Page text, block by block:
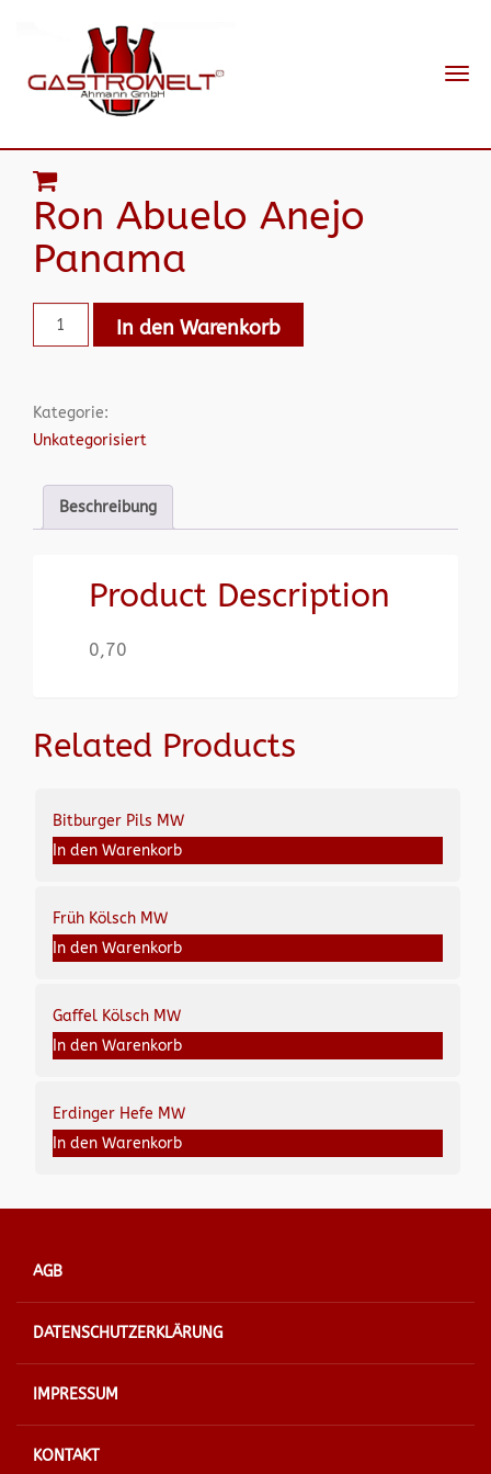
Ron Abuelo Anejo
Panama
In den Warenkorb
Kategorie:
Unkategorisiert
Beschreibung
Product Description
0,70
Related Products
Bitburger Pils MW
In den Warenkorb
Früh Kölsch MW
In den Warenkorb
Gaffel Kölsch MW
In den Warenkorb
Erdinger Hefe MW
In den Warenkorb
AGB
DATENSCHUTZERKLÄRUNG
IMPRESSUM
KONTAKT